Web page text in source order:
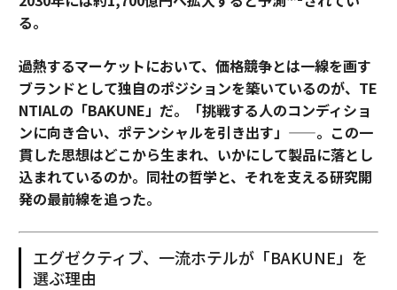
る。
過熱するマーケットにおいて、価格競争とは一線を画す
ブランドとして独自のポジションを築いているのが、TE
NTIALの「BAKUNE」だ。「挑戦する人のコンディショ
ンに向き合い、ポテンシャルを引き出す」——。この一
貫した思想はどこから生まれ、いかにして製品に落とし
込まれているのか。同社の哲学と、それを支える研究開
発の最前線を追った。
エグゼクティブ、一流ホテルが「BAKUNE」を
選ぶ理由